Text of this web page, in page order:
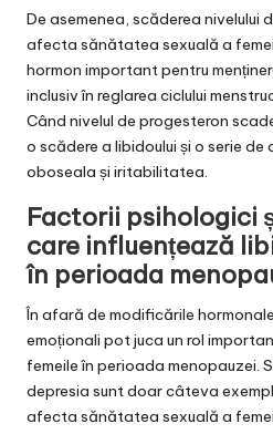
De asemenea, scăderea nivelului
afecta sănătatea sexuală a
hormon important pentru
inclusiv în reglarea ciclului
Când nivelul de progesteron
o scădere a libidoului și o serie de
oboseala și iritabilitatea.
Factorii psihologici
care influențează
în perioada
În afară de modificările
emoționali pot juca un rol
femeile în perioada menopauzei.
depresia sunt doar câteva
afecta sănătatea sexuală a